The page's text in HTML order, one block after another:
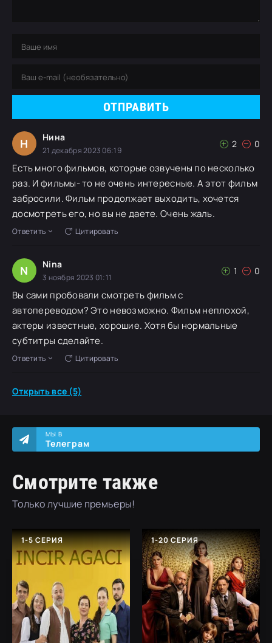
ОТПРАВИТЬ
Н Нина
21 декабря 2023 06:19
2 0
Есть много фильмов, которые озвучены по несколько
раз. И фильмы- то не очень интересные. А этот фильм
забросили. Фильм продолжает выходить, хочется
досмотреть его, но вы не даете. Очень жаль.
Ответить Цитировать
N Nina
3 ноября 2023 01:11
1 0
Вы сами пробовали смотреть фильм с
автопереводом? Это невозможно. Фильм неплохой,
актеры известные, хорошие. Хотя бы нормальные
субтитры сделайте.
Ответить Цитировать
Открыть все (5)
Смотрите также
Только лучшие премьеры!
МЫ В
Телеграм
1-5 СЕРИЯ 1-20 СЕРИЯ